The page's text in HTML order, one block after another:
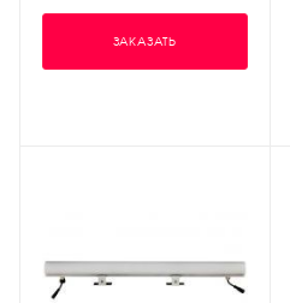
ЗАКАЗАТЬ